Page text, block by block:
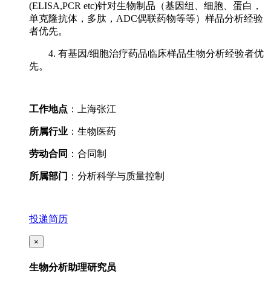
(ELISA,PCR etc)针对生物制品（基因组、细胞、蛋白，
单克隆抗体，多肽，ADC偶联药物等等）样品分析经验
者优先。
4. 有基因/细胞治疗药品临床样品生物分析经验者优
先。
工作地点 ：上海张江
所属行业 ：生物医药
劳动合同 ：合同制
所属部门 ：分析科学与质量控制
投递简历
×
生物分析助理研究员